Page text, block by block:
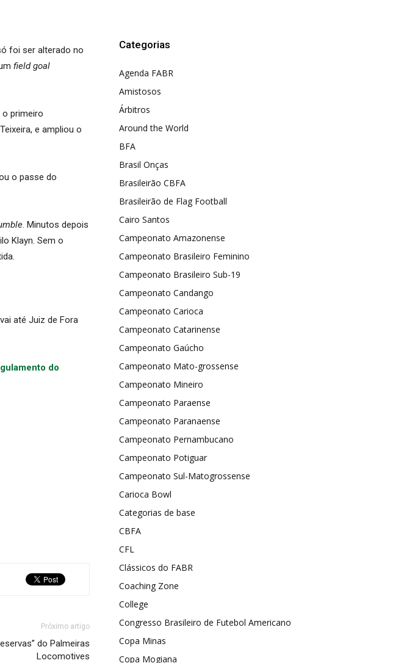
foi ser alterado no
field goal
primeiro
e ampliou o
o passe do
. Minutos depois
Klayn. Sem o
até Juiz de Fora
do
Próximo artigo
do Palmeiras
Locomotives
Categorias
Agenda FABR
Amistosos
Árbitros
Around the World
BFA
Brasil Onças
Brasileirão CBFA
Brasileirão de Flag Football
Cairo Santos
Campeonato Amazonense
Campeonato Brasileiro Feminino
Campeonato Brasileiro Sub-19
Campeonato Candango
Campeonato Carioca
Campeonato Catarinense
Campeonato Gaúcho
Campeonato Mato-grossense
Campeonato Mineiro
Campeonato Paraense
Campeonato Paranaense
Campeonato Pernambucano
Campeonato Potiguar
Campeonato Sul-Matogrossense
Carioca Bowl
Categorias de base
CBFA
CFL
Clássicos do FABR
Coaching Zone
College
Congresso Brasileiro de Futebol Americano
Copa Minas
Copa Mogiana